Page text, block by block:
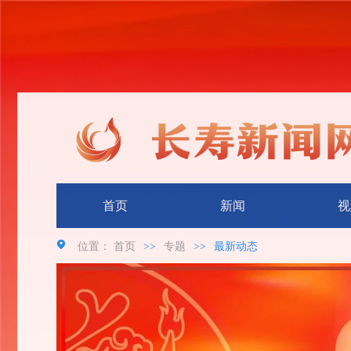
首页 新闻
位置： 首页 >> 专题 >> 最新动态